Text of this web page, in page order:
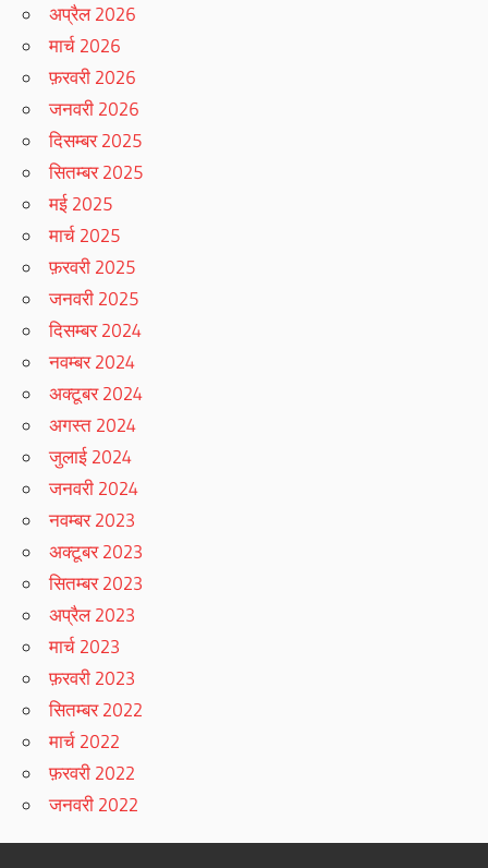
अप्रैल 2026
मार्च 2026
फ़रवरी 2026
जनवरी 2026
दिसम्बर 2025
सितम्बर 2025
मई 2025
मार्च 2025
फ़रवरी 2025
जनवरी 2025
दिसम्बर 2024
नवम्बर 2024
अक्टूबर 2024
अगस्त 2024
जुलाई 2024
जनवरी 2024
नवम्बर 2023
अक्टूबर 2023
सितम्बर 2023
अप्रैल 2023
मार्च 2023
फ़रवरी 2023
सितम्बर 2022
मार्च 2022
फ़रवरी 2022
जनवरी 2022